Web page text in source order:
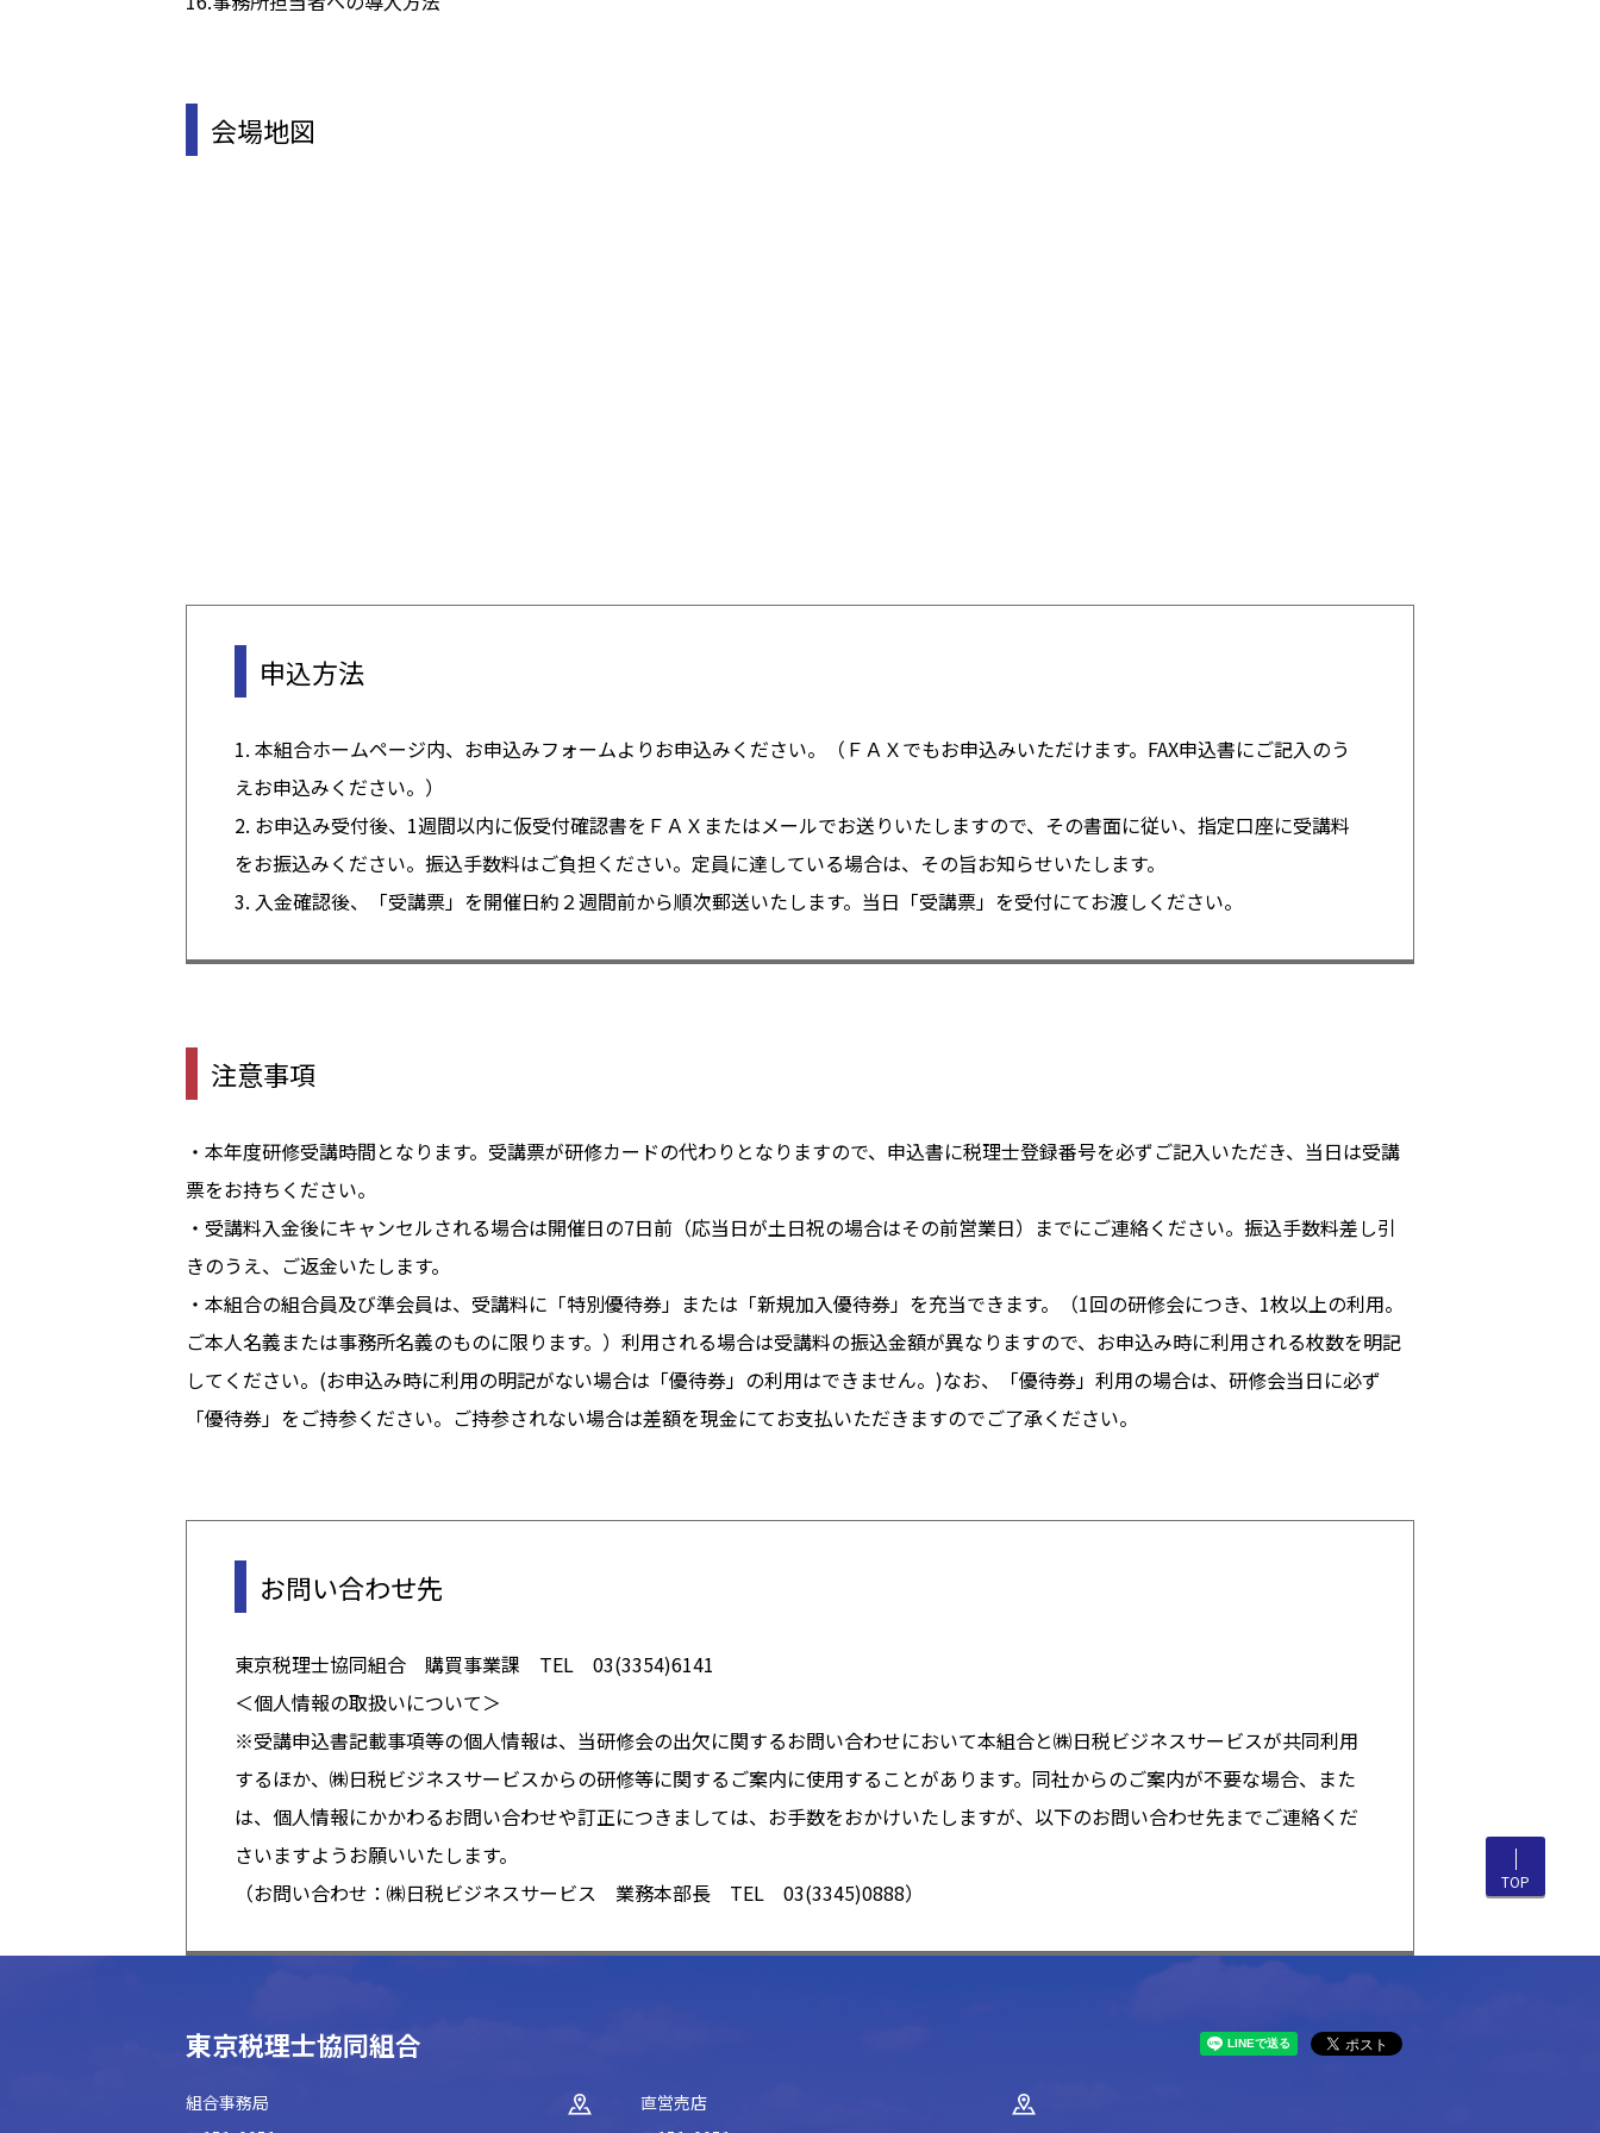
会場地図
申込方法
1. 本組合ホームページ内、お申込みフォームよりお申込みください。（ＦＡＸでもお申込みいただけます。FAX申込書にご記入のう
えお申込みください。）
2. お申込み受付後、1週間以内に仮受付確認書をＦＡＸまたはメールでお送りいたしますので、その書面に従い、指定口座に受講料
をお振込みください。振込手数料はご負担ください。定員に達している場合は、その旨お知らせいたします。
3. 入金確認後、「受講票」を開催日約２週間前から順次郵送いたします。当日「受講票」を受付にてお渡しください。
注意事項
・本年度研修受講時間となります。受講票が研修カードの代わりとなりますので、申込書に税理士登録番号を必ずご記入いただき、当日は受講
票をお持ちください。
・受講料入金後にキャンセルされる場合は開催日の7日前（応当日が土日祝の場合はその前営業日）までにご連絡ください。振込手数料差し引
きのうえ、ご返金いたします。
・本組合の組合員及び準会員は、受講料に「特別優待券」または「新規加入優待券」を充当できます。（1回の研修会につき、1枚以上の利用。
ご本人名義または事務所名義のものに限ります。）利用される場合は受講料の振込金額が異なりますので、お申込み時に利用される枚数を明記
してください。(お申込み時に利用の明記がない場合は「優待券」の利用はできません。)なお、「優待券」利用の場合は、研修会当日に必ず
「優待券」をご持参ください。ご持参されない場合は差額を現金にてお支払いただきますのでご了承ください。
お問い合わせ先
東京税理士協同組合 購買事業課 TEL 03(3354)6141
＜個人情報の取扱いについて＞
※受講申込書記載事項等の個人情報は、当研修会の出欠に関するお問い合わせにおいて本組合と㈱日税ビジネスサービスが共同利用
するほか、㈱日税ビジネスサービスからの研修等に関するご案内に使用することがあります。同社からのご案内が不要な場合、また
は、個人情報にかかわるお問い合わせや訂正につきましては、お手数をおかけいたしますが、以下のお問い合わせ先までご連絡くだ
さいますようお願いいたします。
（お問い合わせ：㈱日税ビジネスサービス 業務本部長 TEL 03(3345)0888）
TOP
東京税理士協同組合
組合事務局
直営売店